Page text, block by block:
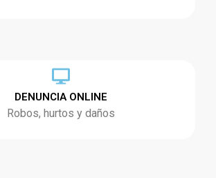
DENUNCIA ONLINE
Robos, hurtos y daños